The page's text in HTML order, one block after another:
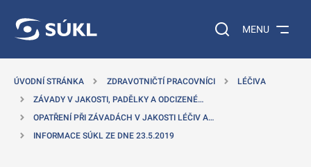
Vyhledávání na
MENU
ÚVODNÍ STRÁNKA ZDRAVOTNIČTÍ PRACOVNÍCI
LÉČIVA
ZÁVADY V JAKOSTI, PADĚLKY A ODCIZENÉ…
OPATŘENÍ PŘI ZÁVADÁCH V JAKOSTI LÉČIV A…
INFORMACE SÚKL ZE DNE 23.5.2019